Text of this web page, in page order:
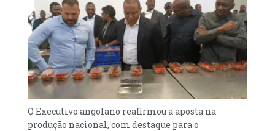
O Executivo angolano reafirmou a aposta na
produção nacional, com destaque para o